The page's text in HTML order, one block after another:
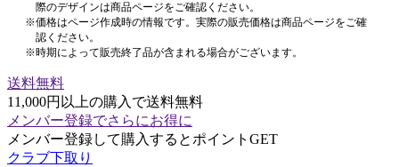
際のデザインは商品ページをご確認ください。
※価格はページ作成時の情報です。実際の販売価格は商品ページをご確
認ください。
※時期によって販売終了品が含まれる場合がございます。
送料無料
11,000円以上の購入で送料無料
メンバー登録でさらにお得に
メンバー登録して購入するとポイントGET
クラブ下取り